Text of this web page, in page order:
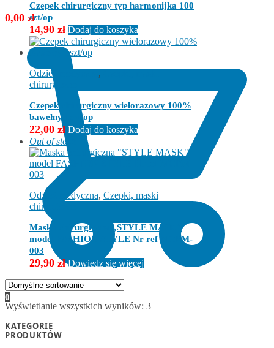
0,00 zł
0
Czepek chirurgiczny typ harmonijka 100
szt/op
14,90 zł Dodaj do koszyka
Odzież medyczna ,
chirurgiczne
Czepek chirurgiczny wielorazowy 100%
bawełny 1szt/op
22,00 zł Dodaj do koszyka
Out of stock
Odzież medyczna, Czepki, maski
chirurgiczne
Maska chirurgiczna „STYLE MASK”
model FASHION STYLE Nr ref MCPM-
003
29,90 zł Dowiedz się więcej
Wyświetlanie wszystkich wyników: 3
KATEGORIE
PRODUKTÓW